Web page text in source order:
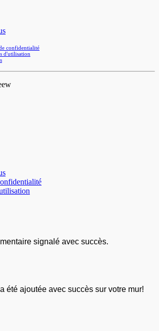
confidentialité
d'utilisation
signalé avec succès.
été ajoutée avec succès sur votre mur!